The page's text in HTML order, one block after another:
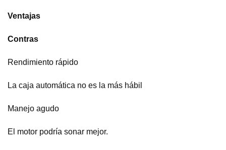
Ventajas
Contras
Rendimiento rápido
La caja automática no es la más hábil
Manejo agudo
El motor podría sonar mejor.